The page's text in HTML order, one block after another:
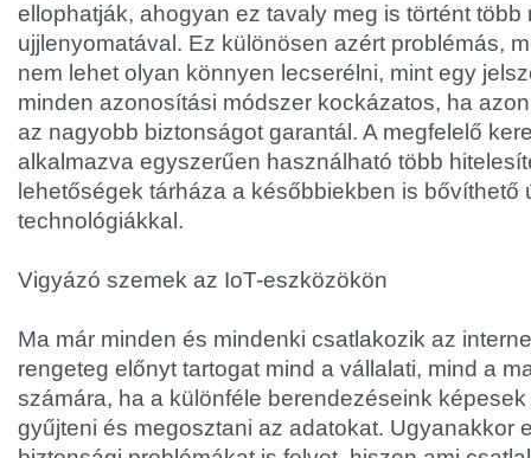
ellophatják, ahogyan ez tavaly meg is történt több
ujjlenyomatával. Ez különösen azért problémás,
nem lehet olyan könnyen lecserélni, mint egy
minden azonosítási módszer kockázatos, ha
az nagyobb biztonságot garantál. A megfelelő
alkalmazva egyszerűen használható több
lehetőségek tárháza a későbbiekben is bővíthető
technológiákkal.
Vigyázó szemek az IoT-eszközökön
Ma már minden és mindenki csatlakozik az
rengeteg előnyt tartogat mind a vállalati, mind a
számára, ha a különféle berendezéseink
gyűjteni és megosztani az adatokat. Ugyanakkor